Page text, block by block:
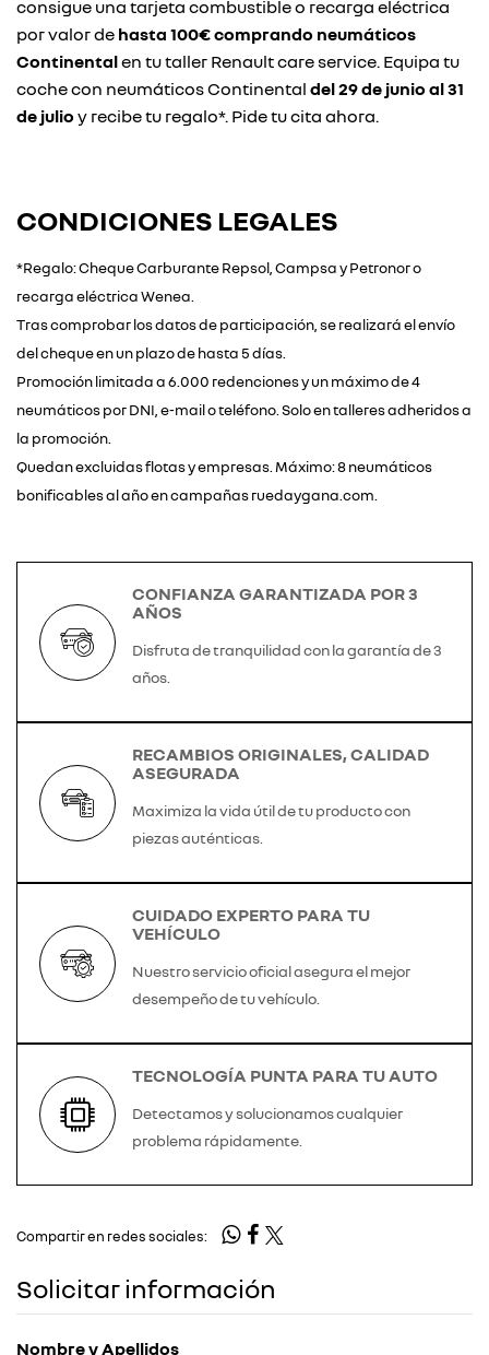
consigue una tarjeta combustible o recarga eléctrica
por valor de hasta 100€ comprando neumáticos
Continentalen tu taller Renault care service. Equipa tu
coche con neumáticos Continental del 29 de junio al 31
de julio y recibe tu regalo*. Pide tu cita ahora.
CONDICIONES LEGALES
*Regalo: Cheque Carburante Repsol, Campsa y Petronor o
recarga eléctrica Wenea.
Tras comprobar los datos de participación, se realizará el envío
del cheque en un plazo de hasta 5 días.
Promoción limitada a 6.000 redenciones y un máximo de 4
neumáticos por DNI, e-mail o teléfono. Solo en talleres adheridos a
la promoción.
Quedan excluidas flotas y empresas. Máximo: 8 neumáticos
bonificables al año en campañas ruedaygana.com.
CONFIANZA GARANTIZADA POR 3
AÑOS
Disfruta de tranquilidad con la garantía de 3
años.
RECAMBIOS ORIGINALES, CALIDAD
ASEGURADA
Maximiza la vida útil de tu producto con
piezas auténticas.
CUIDADO EXPERTO PARA TU
VEHÍCULO
Nuestro servicio oficial asegura el mejor
desempeño de tu vehículo.
TECNOLOGÍA PUNTA PARA TU AUTO
Detectamos y solucionamos cualquier
problema rápidamente.
Compartir en redes sociales:
Solicitar información
Nombre y Apellidos